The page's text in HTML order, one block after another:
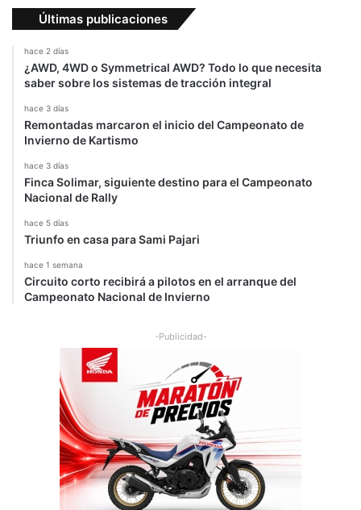
Últimas publicaciones
hace 2 días
¿AWD, 4WD o Symmetrical AWD? Todo lo que necesita
saber sobre los sistemas de tracción integral
hace 3 días
Remontadas marcaron el inicio del Campeonato de
Invierno de Kartismo
hace 3 días
Finca Solimar, siguiente destino para el Campeonato
Nacional de Rally
hace 5 días
Triunfo en casa para Sami Pajari
hace 1 semana
Circuito corto recibirá a pilotos en el arranque del
Campeonato Nacional de Invierno
-Publicidad-